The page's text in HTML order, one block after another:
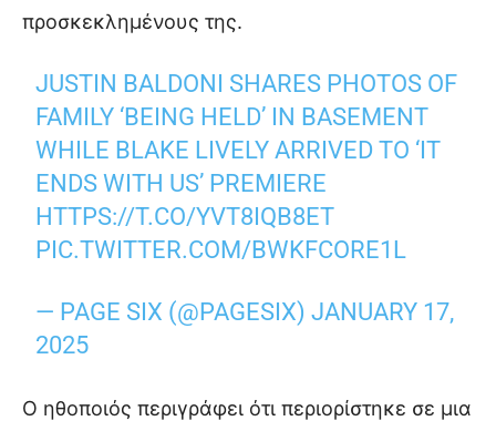
προσκεκλημένους της.
JUSTIN BALDONI SHARES PHOTOS OF
FAMILY ‘BEING HELD’ IN BASEMENT
WHILE BLAKE LIVELY ARRIVED TO ‘IT
ENDS WITH US’ PREMIERE
HTTPS://T.CO/YVT8IQB8ET
PIC.TWITTER.COM/BWKFCORE1L
— PAGE SIX (@PAGESIX)JANUARY 17,
2025
Ο ηθοποιός περιγράφει ότι περιορίστηκε σε μια